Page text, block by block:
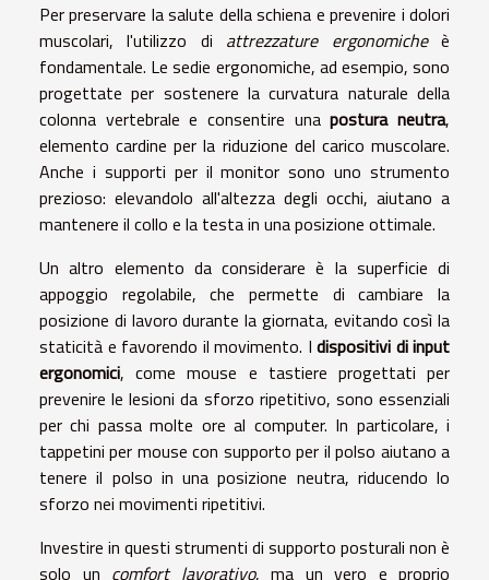
Per preservare la salute della schiena e prevenire i dolori
muscolari, l'utilizzo di attrezzature ergonomicheè
fondamentale. Le sedie ergonomiche, ad esempio, sono
progettate per sostenere la curvatura naturale della
colonna vertebrale e consentire unapostura neutra,
elemento cardine per la riduzione del carico muscolare.
Anche i supporti per il monitor sono uno strumento
prezioso: elevandolo all'altezza degli occhi, aiutano a
mantenere il collo e la testa in una posizione ottimale.
Un altro elemento da considerare è la superficie di
appoggio regolabile, che permette di cambiare la
posizione di lavoro durante la giornata, evitando così la
staticità e favorendo il movimento. I dispositivi di input
ergonomici, come mouse e tastiere progettati per
prevenire le lesioni da sforzo ripetitivo, sono essenziali
per chi passa molte ore al computer. In particolare, i
tappetini per mouse con supporto per il polso aiutano a
tenere il polso in una posizione neutra, riducendo lo
sforzo nei movimenti ripetitivi.
Investire in questi strumenti di supporto posturali non è
solo un comfort lavorativo, ma un vero e proprio